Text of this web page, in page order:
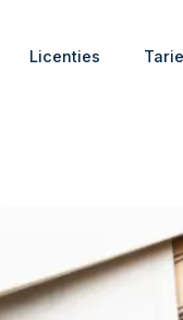
Licenties